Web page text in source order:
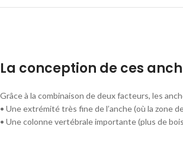
La conception de ces
Grâce à la combinaison de deux facteurs, les
• Une extrémité très fine de l’anche (où la zone
• Une colonne vertébrale importante (plus de